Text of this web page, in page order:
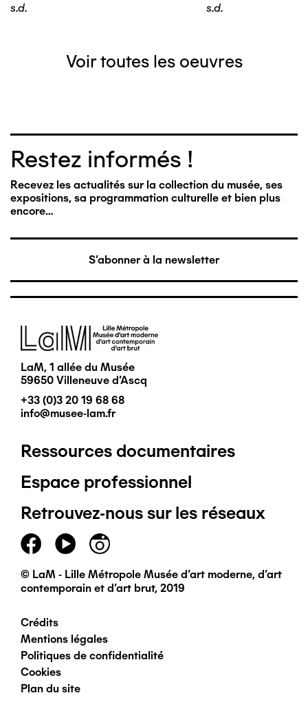
s.d.
s.d.
Voir toutes les oeuvres
Restez informés !
Recevez les actualités sur la collection du musée, ses
expositions, sa programmation culturelle et bien plus
encore…
S'abonner à la newsletter
Image
LaM, 1 allée du Musée
59650 Villeneuve d'Ascq
+33 (0)3 20 19 68 68
info@musee-lam.fr
Pied
de
page
principal
Ressources documentaires
Espace professionnel
Retrouvez-nous sur les réseaux
© LaM - Lille Métropole Musée d'art moderne, d'art
contemporain et d'art brut, 2019
Pied
de
Crédits
Mentions légales
Politiques de confidentialité
Cookies
Plan du site